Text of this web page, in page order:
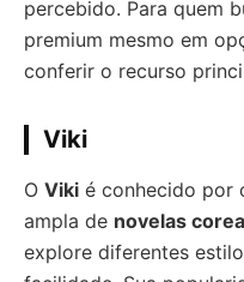
percebido. Para quem
premium mesmo em
conferir o recurso
Viki
O Viki é conhecido por
ampla de novelas
explore diferentes